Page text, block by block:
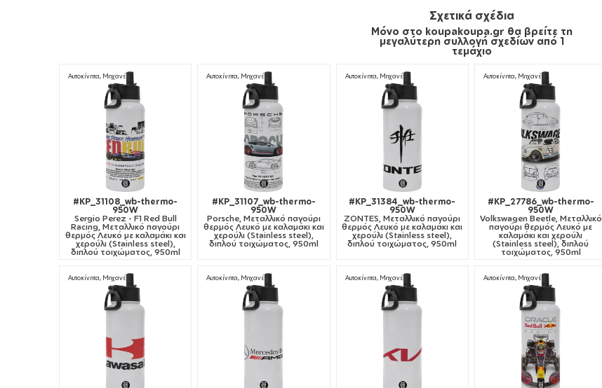
Σχετικά σχέδια
Μόνο στο koupakoupa.gr θα βρείτε τη
μεγαλύτερη συλλογή σχεδίων από 1
τεμάχιο
Αυτοκίνητα, Μηχανές
#KP_31108_wb-thermo-
950W
Sergio Perez - F1 Red Bull
Racing, Μεταλλικό παγούρι
θερμός Λευκό με καλαμάκι και
χερούλι (Stainless steel),
διπλού τοιχώματος, 950ml
Αυτοκίνητα, Μηχανές
#KP_31107_wb-thermo-
950W
Porsche, Μεταλλικό παγούρι
θερμός Λευκό με καλαμάκι και
χερούλι (Stainless steel),
διπλού τοιχώματος, 950ml
Αυτοκίνητα, Μηχανές
#KP_31384_wb-thermo-
950W
ZONTES, Μεταλλικό παγούρι
θερμός Λευκό με καλαμάκι και
χερούλι (Stainless steel),
διπλού τοιχώματος, 950ml
Αυτοκίνητα, Μηχανές
#KP_27786_wb-thermo-
950W
Volkswagen Beetle, Μεταλλικό
παγούρι θερμός Λευκό με
καλαμάκι και χερούλι
(Stainless steel), διπλού
τοιχώματος, 950ml
Αυτοκίνητα, Μηχανές Αυτοκίνητα, Μηχανές Αυτοκίνητα, Μηχανές Αυτοκίνητα, Μηχανές